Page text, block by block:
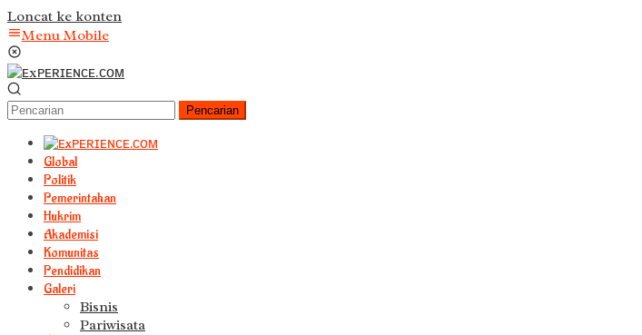
Loncat ke konten
Menu Mobile
Pencarian
Global
Politik
Pemerintahan
Hukrim
Akademisi
Komunitas
Pendidikan
Galeri
Bisnis
Pariwisata